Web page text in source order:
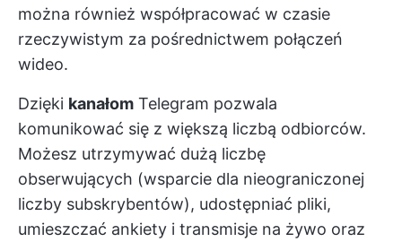
można również współpracować w czasie
rzeczywistym za pośrednictwem połączeń
wideo.
Dzięki kanałom Telegram pozwala
komunikować się z większą liczbą odbiorców.
Możesz utrzymywać dużą liczbę
obserwujących (wsparcie dla nieograniczonej
liczby subskrybentów), udostępniać pliki,
umieszczać ankiety i transmisje na żywo oraz